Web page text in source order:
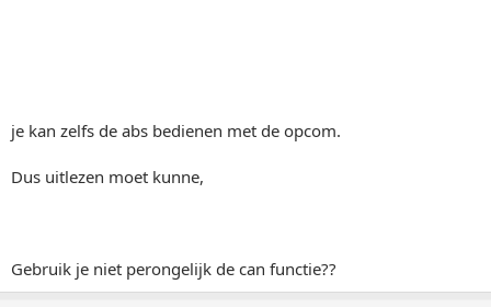
je kan zelfs de abs bedienen met de opcom.
Dus uitlezen moet kunne,
Gebruik je niet perongelijk de can functie??